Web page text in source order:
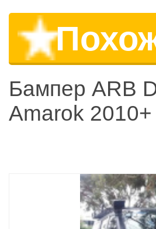
Бампер ARB
Amarok 2010+